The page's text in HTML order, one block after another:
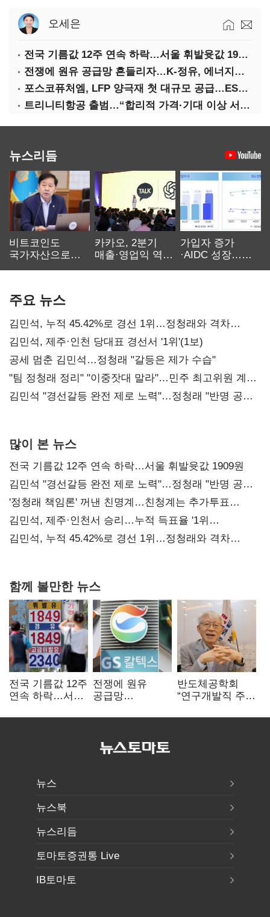
오세은
전국 기름값 12주 연속 하락…서울 휘발윳값 1909원
전쟁에 원유 공급망 흔들리자…K-정유, 에너지안보 핵심으로 재부상
포스코퓨처엠, LFP 양극재 첫 대규모 공급…ESS 시장 공략
트리니티항공 출범…“합리적 가격·기대 이상 서비스로 승부”
뉴스리듬
비트코인도
국가자산으로…'
카카오, 2분기
매출·영업익 역대
가입자 증가
·AIDC 성장…
주요 뉴스
김민석, 누적 45.42%로 경선 1위…정청래와 격차
0.86%p(2보)
김민석, 제주·인천 당대표 경선서 '1위'(1보)
공세 멈춘 김민석…정청래 "갈등은 제가 수습"
"팀 정청래 정리" "이중잣대 말라"…민주 최고위원 계파
다툼 격화
김민석 "경선갈등 완전 제로 노력"…정청래 "반명 공세
많이 본 뉴스
전국 기름값 12주 연속 하락…서울 휘발윳값 1909원
김민석 "경선갈등 완전 제로 노력"…정청래 "반명 공세
사과부터"
'정청래 책임론' 꺼낸 친명계…친청계는 추가투표
때리기
김민석, 제주·인천서 승리…누적 득표율 '1위
탈환'(종합)
김민석, 누적 45.42%로 경선 1위…정청래와 격차
함께 볼만한 뉴스
전국 기름값 12주
연속 하락…서울
전쟁에 원유
공급망
정유, 에너지안보
반도체공학회
“연구개발직 주
개선해야”
뉴스
뉴스북
뉴스리듬
토마토증권통 Live
IB토마토